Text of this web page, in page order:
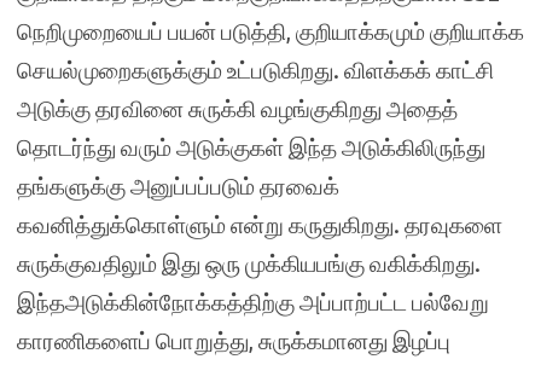
நெறிமுறையைப் பயன் படுத்தி, குறியாக்கமும் குறியாக்க
செயல்முறைகளுக்கும் உட்படுகிறது. விளக்கக் காட்சி
அடுக்கு தரவினை சுருக்கி வழங்குகிறது அதைத்
தொடர்ந்து வரும் அடுக்குகள் இந்த அடுக்கிலிருந்து
தங்களுக்கு அனுப்பப்படும் தரவைக்
கவனித்துக்கொள்ளும் என்று கருதுகிறது. தரவுகளை
சுருக்குவதிலும் இது ஒரு முக்கியபங்கு வகிக்கிறது.
இந்தஅடுக்கின்நோக்கத்திற்கு அப்பாற்பட்ட பல்வேறு
காரணிகளைப் பொறுத்து, சுருக்கமானது இழப்பு